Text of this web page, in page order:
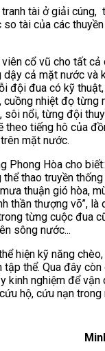
tài ở giải cúng,
tài của các
cổ vũ cho tất cả
dậy cả mặt nước và
đội đua có kỹ
cuồng nhiệt đọ từng
sôi nổi, từng đội
theo tiếng hô của
mặt nước.
Phong Hòa cho
thao truyền
thuận gió hòa,
thần thượng võ”, là
từng cuộc đua
sông nước...
hiện kỹ năng
thể. Qua đây còn
kinh nghiệm để vận
hộ, cứu nạn trong